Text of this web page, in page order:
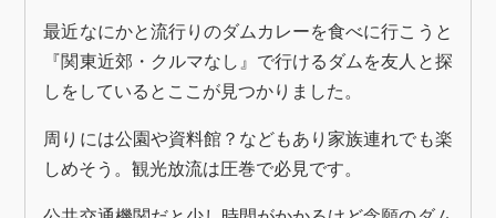
最近なにかと流行りのダムカレーを食べに行こうと
『関東近郊・クルマなし』で行けるダムを友人と探
しをしているとここが見つかりました。
周りには公園や資料館？などもあり家族連れでも楽
しめそう。観光放流は圧巻で必見です。